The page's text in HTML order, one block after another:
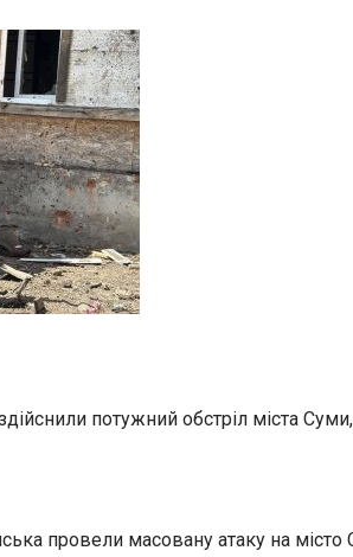
потужний обстріл міста
провели масовану атаку на